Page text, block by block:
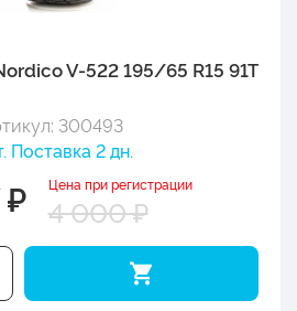
V-522 195/65 R15 91T
300493
Поставка 2 дн.
Цена при регистрации
4 000 ₽